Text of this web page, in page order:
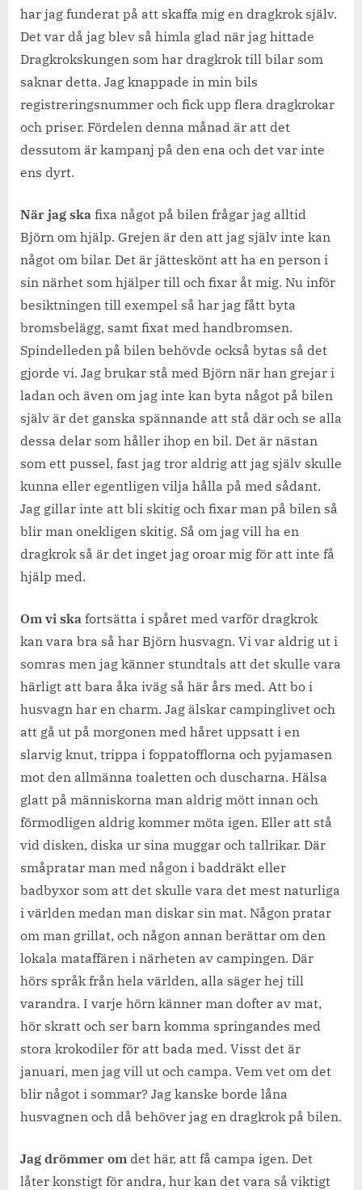
har jag funderat på att skaffa mig en dragkrok själv.
Det var då jag blev så himla glad när jag hittade
Dragkrokskungen som har dragkrok till bilar som
saknar detta. Jag knappade in min bils
registreringsnummer och fick upp flera dragkrokar
och priser. Fördelen denna månad är att det
dessutom är kampanj på den ena och det var inte
ens dyrt.
När jag ska fixa något på bilen frågar jag alltid
Björn om hjälp. Grejen är den att jag själv inte kan
något om bilar. Det är jätteskönt att ha en person i
sin närhet som hjälper till och fixar åt mig. Nu inför
besiktningen till exempel så har jag fått byta
bromsbelägg, samt fixat med handbromsen.
Spindelleden på bilen behövde också bytas så det
gjorde vi. Jag brukar stå med Björn när han grejar i
ladan och även om jag inte kan byta något på bilen
själv är det ganska spännande att stå där och se alla
dessa delar som håller ihop en bil. Det är nästan
som ett pussel, fast jag tror aldrig att jag själv skulle
kunna eller egentligen vilja hålla på med sådant.
Jag gillar inte att bli skitig och fixar man på bilen så
blir man onekligen skitig. Så om jag vill ha en
dragkrok så är det inget jag oroar mig för att inte få
hjälp med.
Om vi ska fortsätta i spåret med varför dragkrok
kan vara bra så har Björn husvagn. Vi var aldrig ut i
somras men jag känner stundtals att det skulle vara
härligt att bara åka iväg så här års med. Att bo i
husvagn har en charm. Jag älskar campinglivet och
att gå ut på morgonen med håret uppsatt i en
slarvig knut, trippa i foppatofflorna och pyjamasen
mot den allmänna toaletten och duscharna. Hälsa
glatt på människorna man aldrig mött innan och
förmodligen aldrig kommer möta igen. Eller att stå
vid disken, diska ur sina muggar och tallrikar. Där
småpratar man med någon i baddräkt eller
badbyxor som att det skulle vara det mest naturliga
i världen medan man diskar sin mat. Någon pratar
om man grillat, och någon annan berättar om den
lokala mataffären i närheten av campingen. Där
hörs språk från hela världen, alla säger hej till
varandra. I varje hörn känner man dofter av mat,
hör skratt och ser barn komma springandes med
stora krokodiler för att bada med. Visst det är
januari, men jag vill ut och campa. Vem vet om det
blir något i sommar? Jag kanske borde låna
husvagnen och då behöver jag en dragkrok på bilen.
Jag drömmer om det här, att få campa igen. Det
låter konstigt för andra, hur kan det vara så viktigt